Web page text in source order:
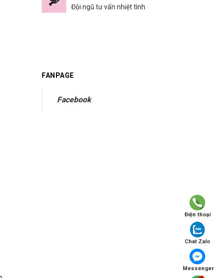
Đội ngũ tư vấn nhiệt tình
FANPAGE
Facebook
Điện thoại
Chat Zalo
Messenger